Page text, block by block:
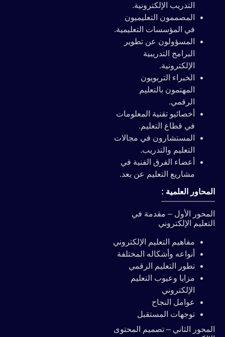
التدريب الإلكترونية.
المصممون التعليميون
في المؤسسات التعليمية.
المسؤولون عن تطوير
البرامج التدريبية
الإلكترونية.
الخبراء التربويون
المهتمون بالتعليم
الرقمي.
أخصائيو تقنية المعلومات
في قطاع التعليم.
المستشارون في مجالات
التعليم والتدريب.
أعضاء الفرق الفنية في
مشاريع التعليم عن بعد.
المحاور العلمية :
المحور الأول – مقدمة في
التعليم الإلكتروني
مفاهيم التعليم الإلكتروني
أنواعه وأشكاله المختلفة
تطور التعليم الرقمي
مزايا وعيوب التعليم
الإلكتروني
عوامل النجاح
توجهات المستقبل
المحور الثاني – تصميم المحتوى